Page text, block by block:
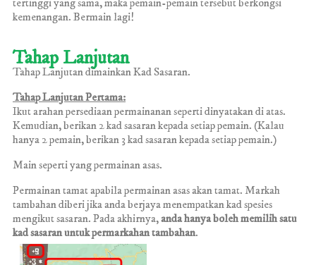
kemenangan. Bermain lagi!
Tahap Lanjutan
Tahap Lanjutan dimainkan Kad Sasaran.
Tahap Lanjutan Pertama:
Ikut arahan persediaan permainanan seperti dinyatakan di atas.
Kemudian, berikan 2 kad sasaran kepada setiap pemain. (Kalau
hanya 2 pemain, berikan 3 kad sasaran kepada setiap pemain.)
Main seperti yang permainan asas.
Permainan tamat apabila permainan asas akan tamat. Markah
tambahan diberi jika anda berjaya menempatkan kad spesies
mengikut sasaran. Pada akhirnya,anda hanya boleh memilih satu
kad sasaran untuk permarkahan tambahan.